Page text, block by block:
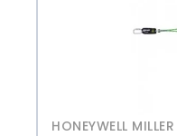
HONEYWELL MILLER